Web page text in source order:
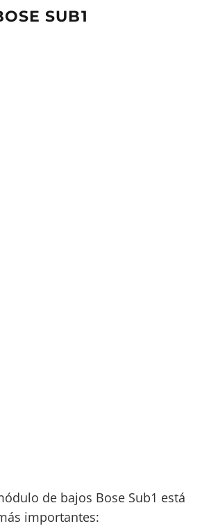
SUB1
de bajos Bose Sub1 está
importantes: